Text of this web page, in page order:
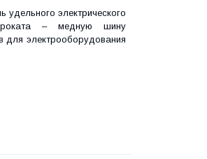
удельного электрического
– медную шину
для электрооборудования